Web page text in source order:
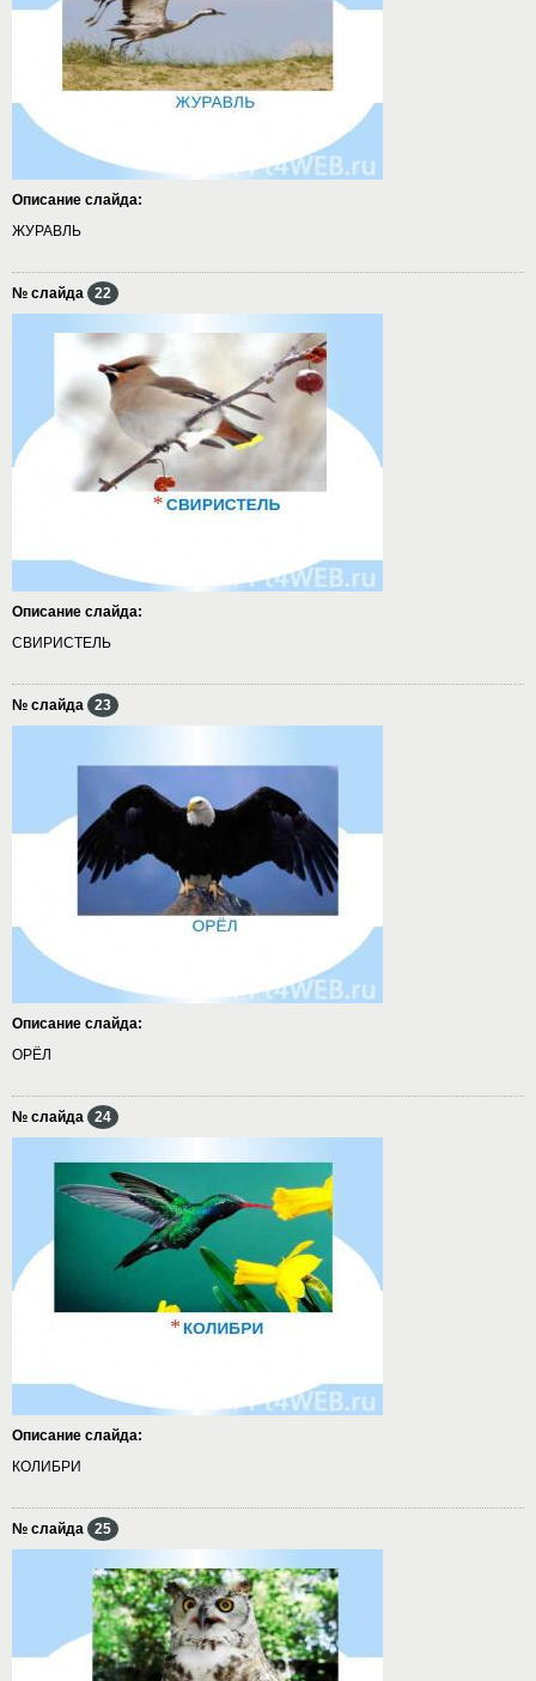
Описание слайда:
ЖУРАВЛЬ
№ слайда 22
Описание слайда:
СВИРИСТЕЛЬ
№ слайда 23
Описание слайда:
ОРЁЛ
№ слайда 24
Описание слайда:
КОЛИБРИ
№ слайда 25